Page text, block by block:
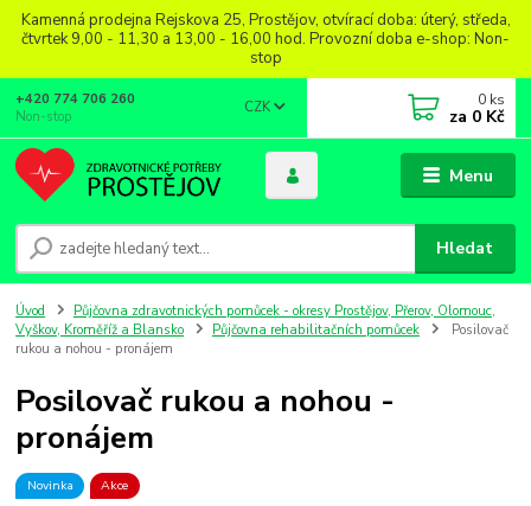
Kamenná prodejna Rejskova 25, Prostějov, otvírací doba: úterý, středa,
čtvrtek 9,00 - 11,30 a 13,00 - 16,00 hod. Provozní doba e-shop: Non-
stop
Menu
CZK
Hledat
+420 774 706 260
Non-stop
0 ks
za 0 Kč
Úvod
Půjčovna zdravotnických pomůcek - okresy Prostějov, Přerov, Olomouc,
Vyškov, Kroměříž a Blansko
Půjčovna rehabilitačních pomůcek
Posilovač
rukou a nohou - pronájem
Posilovač rukou a nohou -
pronájem
Novinka Akce